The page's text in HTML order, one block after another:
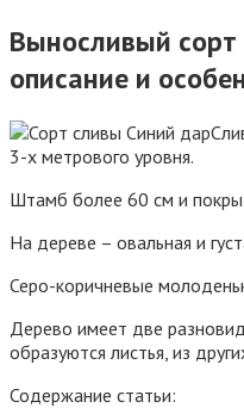
Выносливый
описание и
3-х метрового уровня.
Штамб более 60 см и
На дереве – овальная и
Серо-коричневые
Дерево имеет две
образуются листья, из
Содержание статьи: